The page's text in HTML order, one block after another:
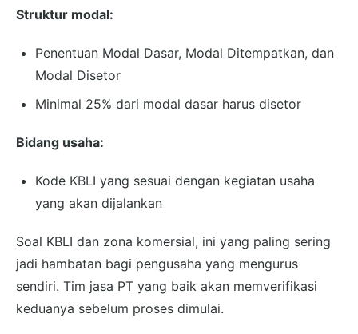
Struktur modal:
Penentuan Modal Dasar, Modal Ditempatkan, dan
Modal Disetor
Minimal 25% dari modal dasar harus disetor
Bidang usaha:
Kode KBLI yang sesuai dengan kegiatan usaha
yang akan dijalankan
Soal KBLI dan zona komersial, ini yang paling sering
jadi hambatan bagi pengusaha yang mengurus
sendiri. Tim jasa PT yang baik akan memverifikasi
keduanya sebelum proses dimulai.